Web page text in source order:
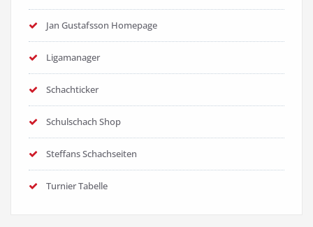
Jan Gustafsson Homepage
Ligamanager
Schachticker
Schulschach Shop
Steffans Schachseiten
Turnier Tabelle